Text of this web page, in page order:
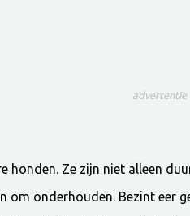
advertentie
honden. Ze zijn niet alleen
om onderhouden. Bezint eer